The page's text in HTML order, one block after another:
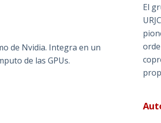
de Nvidia. Integra en un
de las GPUs.
El